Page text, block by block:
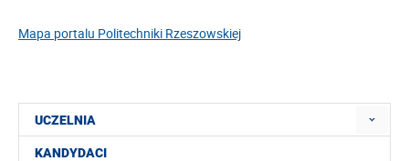
Mapa portalu Politechniki Rzeszowskiej
UCZELNIA
KANDYDACI